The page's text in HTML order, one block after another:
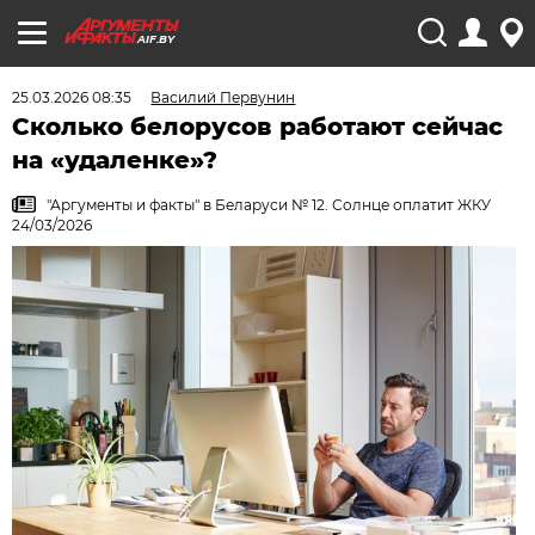
AIF.BY
25.03.2026 08:35 Василий Первунин
Сколько белорусов работают сейчас
на «удаленке»?
"Аргументы и факты" в Беларуси № 12. Солнце оплатит ЖКУ
24/03/2026